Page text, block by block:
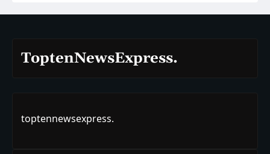
ToptenNewsExpress.
toptennewsexpress.